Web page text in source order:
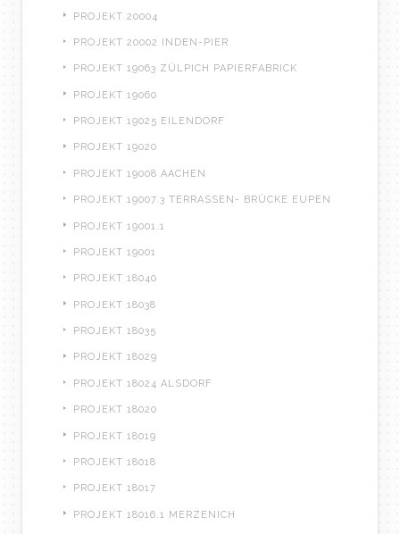
PROJEKT 20004
PROJEKT 20002 INDEN-PIER
PROJEKT 19063 ZÜLPICH PAPIERFABRICK
PROJEKT 19060
PROJEKT 19025 EILENDORF
PROJEKT 19020
PROJEKT 19008 AACHEN
PROJEKT 19007.3 TERRASSEN- BRÜCKE EUPEN
PROJEKT 19001.1
PROJEKT 19001
PROJEKT 18040
PROJEKT 18038
PROJEKT 18035
PROJEKT 18029
PROJEKT 18024 ALSDORF
PROJEKT 18020
PROJEKT 18019
PROJEKT 18018
PROJEKT 18017
PROJEKT 18016.1 MERZENICH